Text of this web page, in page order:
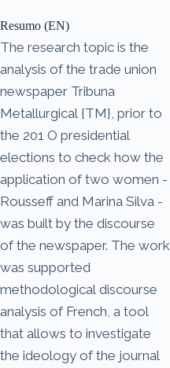
Resumo (EN)
The research topic is the
analysis of the trade union
newspaper Tribuna
Metallurgical {TM}, prior to
the 201 O presidential
elections to check how the
application of two women -
Rousseff and Marina Silva -
was built by the discourse
of the newspaper. The work
was supported
methodological discourse
analysis of French, a tool
that allows to investigate
the ideology of the journal